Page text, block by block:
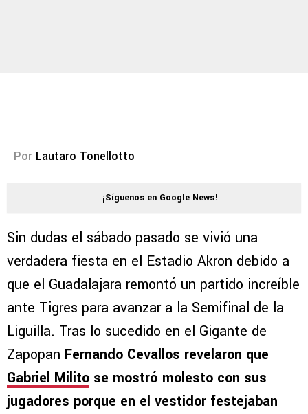
Por Lautaro Tonellotto
¡Síguenos en Google News!
Sin dudas el sábado pasado se vivió una
verdadera fiesta en el Estadio Akron debido a
que el Guadalajara remontó un partido increíble
ante Tigres para avanzar a la Semifinal de la
Liguilla. Tras lo sucedido en el Gigante de
Zapopan Fernando Cevallos revelaron que
Gabriel Milito se mostró molesto con sus
jugadores porque en el vestidor festejaban